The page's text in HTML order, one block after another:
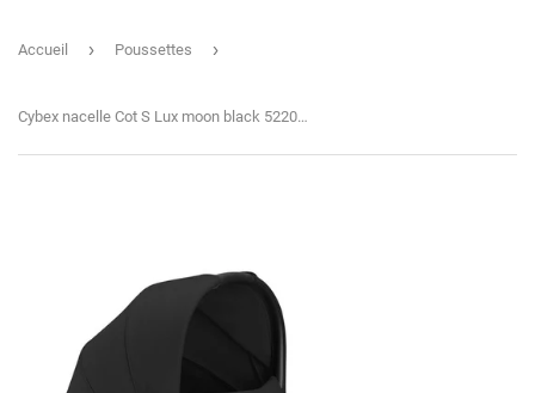
Accueil › Poussettes ›
Cybex nacelle Cot S Lux moon black 522002619